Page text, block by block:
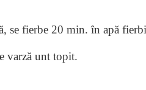
se fierbe 20 min. în apă
varză unt topit.